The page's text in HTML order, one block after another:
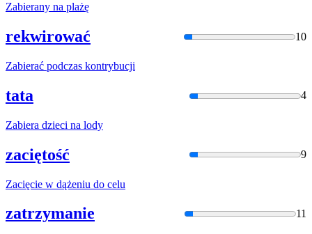
Zabierany na plażę
rekwirować 10
Zabierać podczas kontrybucji
tata 4
Zabiera dzieci na lody
zaciętość 9
Zacięcie w dążeniu do celu
zatrzymanie 11